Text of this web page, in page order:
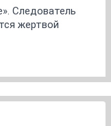
Следователь
жертвой